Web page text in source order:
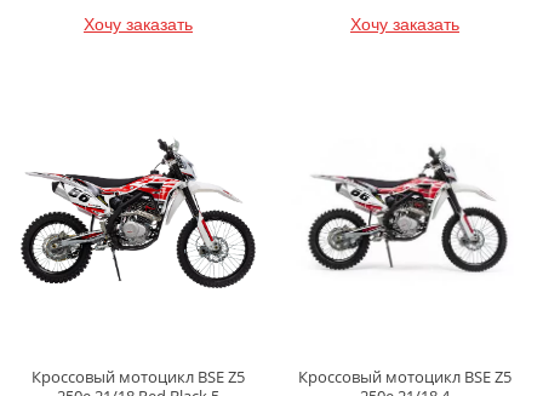
Хочу заказать Хочу заказать
Кроссовый мотоцикл BSE Z5
Кроссовый мотоцикл BSE Z5